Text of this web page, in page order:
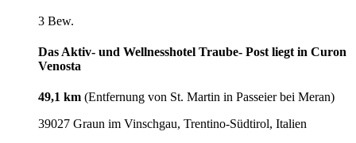
3 Bew.
Das Aktiv- und Wellnesshotel Traube- Post liegt in Curon
Venosta
49,1 km (Entfernung von St. Martin in Passeier bei Meran)
39027 Graun im Vinschgau, Trentino-Südtirol, Italien